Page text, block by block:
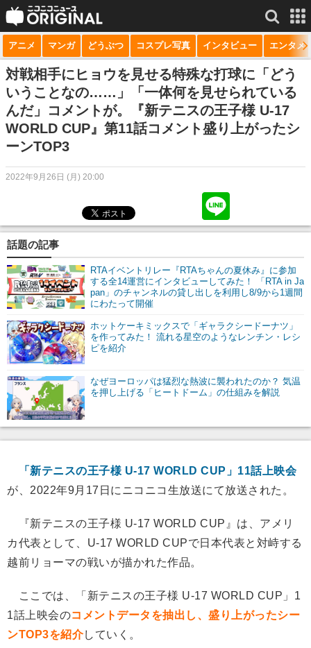
サービス一覧 もっと見る
niconico
動画
生放送
ニコニコQ
アニメ マンガ どうぶつ コスプレ写真 インタビュー エンタメ
対戦相手にヒョウを見せる特殊な打球に「どう
いうことなの……」「一体何を見せられている
んだ」コメントが。『新テニスの王子様 U-17
WORLD CUP』第11話コメント盛り上がったシ
ーンTOP3
2022年9月26日 (月) 20:00
話題の記事
RTAイベントリレー『RTAちゃんの夏休み』に参加
する全14運営にインタビューしてみた！ 「RTA in Ja
pan」のチャンネルの貸し出しを利用し8/9から1週間
にわたって開催
ホットケーキミックスで「ギャラクシードーナツ」
を作ってみた！ 流れる星空のようなレンチン・レシ
ピを紹介
なぜヨーロッパは猛烈な熱波に襲われたのか？ 気温
を押し上げる「ヒートドーム」の仕組みを解説
「新テニスの王子様 U-17 WORLD CUP」11話上映会
が、2022年9月17日にニコニコ生放送にて放送された。
『新テニスの王子様 U-17 WORLD CUP』は、アメリ
カ代表として、U-17 WORLD CUPで日本代表と対峙する
越前リョーマの戦いが描かれた作品。
ここでは、「新テニスの王子様 U-17 WORLD CUP」1
1話上映会のコメントデータを抽出し、盛り上がったシー
ンTOP3を紹介していく。